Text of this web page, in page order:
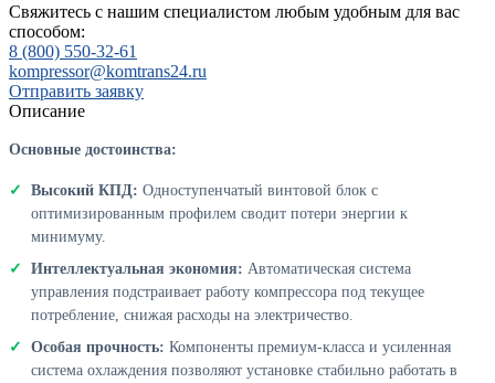
Свяжитесь с нашим специалистом любым удобным для вас
способом:
8 (800) 550-32-61
kompressor@komtrans24.ru
Отправить заявку
Описание
Основные достоинства:
Высокий КПД: Одноступенчатый винтовой блок с
оптимизированным профилем сводит потери энергии к
минимуму.
Интеллектуальная экономия: Автоматическая система
управления подстраивает работу компрессора под текущее
потребление, снижая расходы на электричество.
Особая прочность: Компоненты премиум-класса и усиленная
система охлаждения позволяют установке стабильно работать в